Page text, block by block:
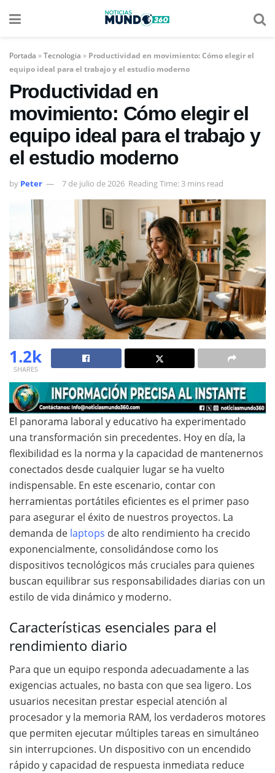
Portada »Tecnologia » Productividad en movimiento: Cómo elegir el
equipo ideal para el trabajo y el estudio moderno
Productividad en
movimiento: Cómo elegir el
equipo ideal para el trabajo y
el estudio moderno
by Peter 7 de julio de 2026 Reading Time: 3 mins read
1.2k
SHARES
El panorama laboral y educativo ha experimentado
una transformación sin precedentes. Hoy en día, la
flexibilidad es la norma y la capacidad de mantenernos
conectados desde cualquier lugar se ha vuelto
indispensable. En este escenario, contar con
herramientas portátiles eficientes es el primer paso
para asegurar el éxito de nuestros proyectos. La
demanda de laptops de alto rendimiento ha crecido
exponencialmente, consolidándose como los
dispositivos tecnológicos más cruciales para quienes
buscan equilibrar sus responsabilidades diarias con un
estilo de vida dinámico y moderno.
Características esenciales para el
rendimiento diario
Para que un equipo responda adecuadamente a las
exigencias actuales, no basta con que sea ligero. Los
usuarios necesitan prestar especial atención al
procesador y la memoria RAM, los verdaderos motores
que permiten ejecutar múltiples tareas en simultáneo
sin interrupciones. Un dispositivo con un encendido
rápido y capacidad de respuesta inmediata reduce